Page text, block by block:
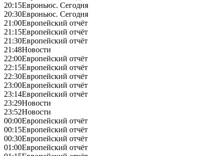
20:15Евроньюс. Сегодня
20:30Евроньюс. Сегодня
21:00Европейский отчёт
21:15Европейский отчёт
21:30Европейский отчёт
21:48Новости
22:00Европейский отчёт
22:15Европейский отчёт
22:30Европейский отчёт
23:00Европейский отчёт
23:14Европейский отчёт
23:29Новости
23:52Новости
00:00Европейский отчёт
00:15Европейский отчёт
00:30Европейский отчёт
01:00Европейский отчёт